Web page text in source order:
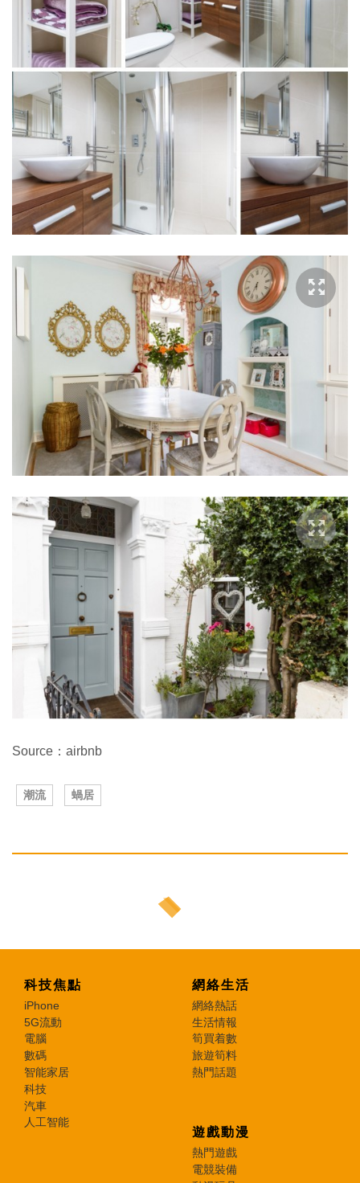
Source：airbnb
潮流 蝸居
科技焦點
iPhone
5G流動
電腦
數碼
智能家居
科技
汽車
人工智能
網絡生活
網絡熱話
生活情報
筍買着數
旅遊筍料
熱門話題
遊戲動漫
熱門遊戲
電競裝備